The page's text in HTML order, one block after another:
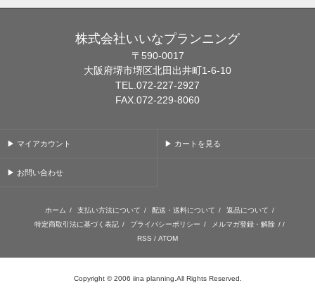
株式会社いいなプランニング
〒590-0017
大阪府堺市堺区北田出井町1-6-10
TEL.072-227-2927
FAX.072-229-8060
▶ マイアカウント ▶ カートを見る
▶ お問い合わせ
ホーム / 支払い方法について / 配送・送料について / 返品について /
特定商取引法に基づく表記 / プライバシーポリシー / メルマガ登録・解除 / /
RSS / ATOM
Copyright © 2006 iina planning.All Rights Reserved.